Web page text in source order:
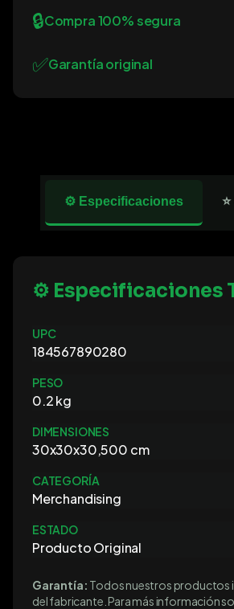
🔒Compra 100% segura
✅Garantía original
⚙️ Especificaciones
⚙️ Especificaciones
UPC
184567890280
PESO
0.2 kg
DIMENSIONES
30x30x30,500 cm
CATEGORÍA
Merchandising
ESTADO
Producto Original
Garantía: Todos nuestros productos
del fabricante. Para más información